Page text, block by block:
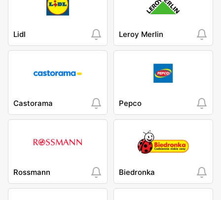
Lidl Leroy Merlin
Castorama Pepco
Rossmann Biedronka